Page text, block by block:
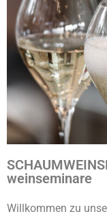
weinseminare
Willkommen zu